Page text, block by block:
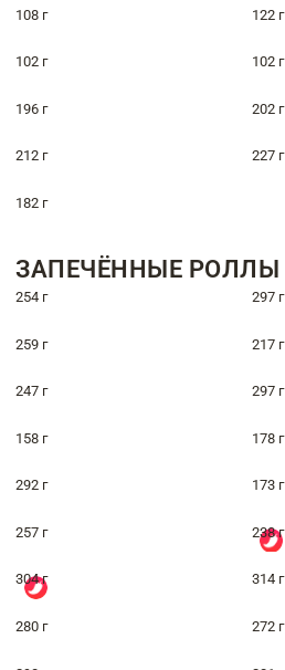
108 г 122 г
102 г 102 г
196 г 202 г
212 г 227 г
182 г
ЗАПЕЧЁННЫЕ РОЛЛЫ
254 г 297 г
259 г 217 г
247 г 297 г
158 г 178 г
292 г 173 г
257 г 238 г
304 г 314 г
280 г 272 г